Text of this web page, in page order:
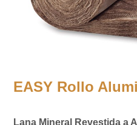
EASY Rollo
Lana Mineral Revestida a